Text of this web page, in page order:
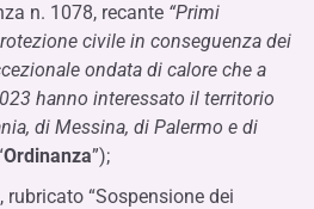
n. 1078, recante “Primi
civile in conseguenza dei
ondata di calore che a
hanno interessato il territorio
di Messina, di Palermo e di
Ordinanza”);
rubricato “Sospensione dei